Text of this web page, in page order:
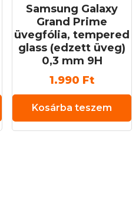
Samsung Galaxy
Grand Prime
üvegfólia, tempered
glass (edzett üveg)
0,3 mm 9H
1.990 Ft
Kosárba teszem